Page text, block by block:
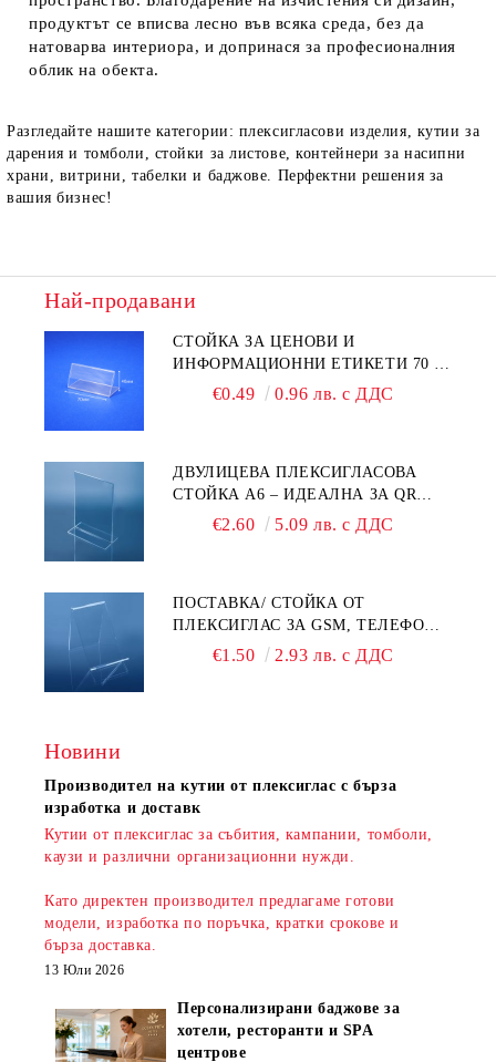
продуктът се вписва лесно във всяка среда, без да
натоварва интериора, и допринася за професионалния
облик на обекта.
Разгледайте нашите категории: плексигласови изделия, кутии за
дарения и томболи, стойки за листове, контейнери за насипни
храни, витрини, табелки и баджове. Перфектни решения за
вашия бизнес!
Най-продавани
СТОЙКА ЗА ЦЕНОВИ И
ИНФОРМАЦИОННИ ЕТИКЕТИ 70 ×
40 ММ – ПРОЗРАЧНА
€0.49 0.96 лв. с ДДС
ДВУЛИЦЕВА ПЛЕКСИГЛАСОВА
СТОЙКА A6 – ИДЕАЛНА ЗА QR
КОДОВЕ И РЕКЛАМИ
€2.60 5.09 лв. с ДДС
ПОСТАВКА/ СТОЙКА ОТ
ПЛЕКСИГЛАС ЗА GSM, ТЕЛЕФОН,
СМАРТФОН И АКСЕСОАРИ ЗА ТЯХ
€1.50 2.93 лв. с ДДС
Новини
Производител на кутии от плексиглас с бърза
изработка и доставк
Кутии от плексиглас за събития, кампании, томболи,
каузи и различни организационни нужди.
Като директен производител предлагаме готови
модели, изработка по поръчка, кратки срокове и
бърза доставка.
13 Юли 2026
Персонализирани баджове за
хотели, ресторанти и SPA
центрове